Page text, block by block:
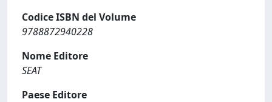
Codice ISBN del Volume
9788872940228
Nome Editore
SEAT
Paese Editore